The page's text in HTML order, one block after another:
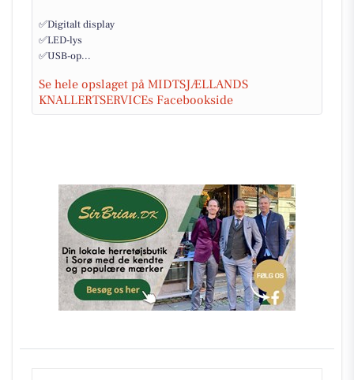
✅Digitalt display
✅LED-lys
✅USB-op...
Se hele opslaget på MIDTSJÆLLANDS
KNALLERTSERVICEs Facebookside